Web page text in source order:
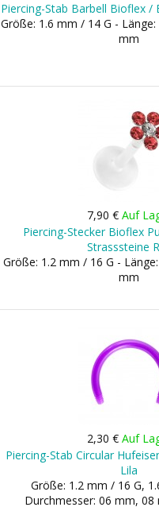
Piercing-Stab Barbell Bioflex /
Größe: 1.6 mm / 14 G -
mm
7,90 € Auf
Piercing-Stecker Bioflex
Strasssteine
Größe: 1.2 mm / 16 G -
mm
2,30 € Auf
Piercing-Stab Circular
Lila
Größe: 1.2 mm / 16 G,
Durchmesser: 06 mm, 08